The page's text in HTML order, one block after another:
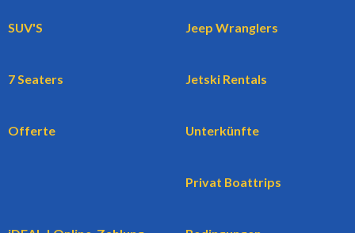
SUV'S Jeep Wranglers
7 Seaters Jetski Rentals
Offerte Unterkünfte
Privat Boattrips